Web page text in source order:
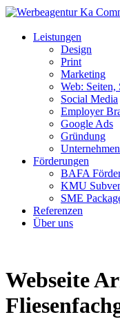
Leistungen
Design
Print
Marketing
Web: Seiten,
Social Media
Employer
Google Ads
Gründung
Förderungen
BAFA
KMU
SME
Referenzen
Über uns
Webseite